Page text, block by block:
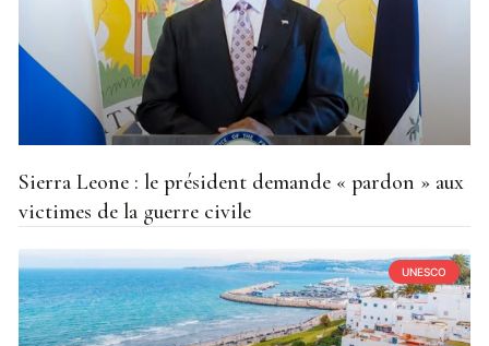
Sierra Leone : le président demande « pardon » aux
victimes de la guerre civile
UNESCO